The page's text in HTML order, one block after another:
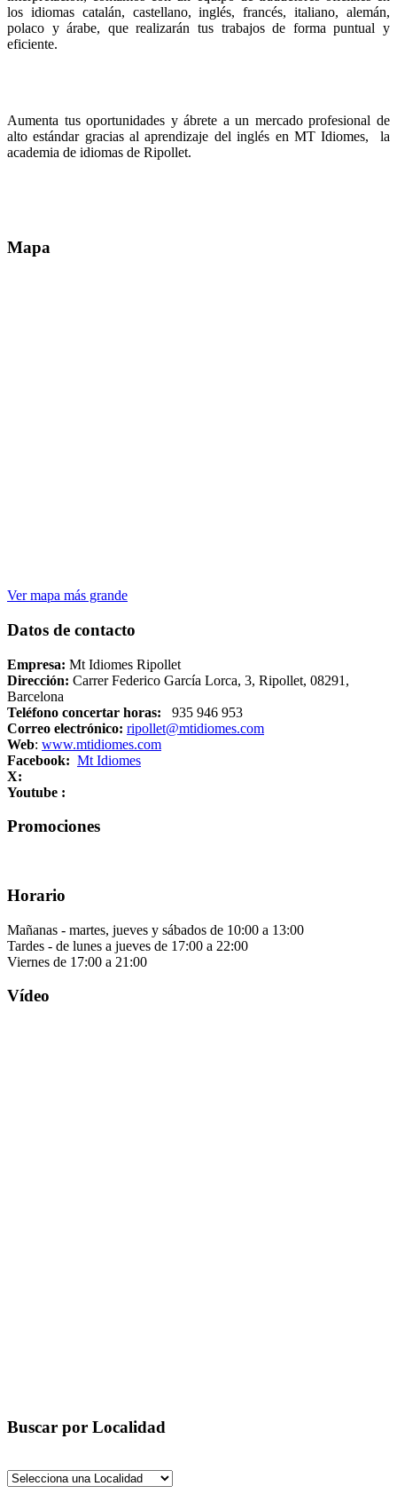
los idiomas catalán, castellano, inglés, francés, italiano, alemán,
polaco y árabe, que realizarán tus trabajos de forma puntual y
eficiente.
Aumenta tus oportunidades y ábrete a un mercado profesional de
alto estándar gracias al aprendizaje del inglés en MT Idiomes, la
academia de idiomas de Ripollet.
Mapa
Ver mapa más grande
Datos de contacto
Empresa: Mt Idiomes Ripollet
Dirección: Carrer Federico García Lorca, 3, Ripollet, 08291,
Barcelona
Teléfono concertar horas:
935 946 953
Correo electrónico: ripollet@mtidiomes.com
Web: www.mtidiomes.com
Facebook: Mt Idiomes
X:
Youtube :
Promociones
Horario
Mañanas - martes, jueves y sábados de 10:00 a 13:00
Tardes - de lunes a jueves de 17:00 a 22:00
Viernes de 17:00 a 21:00
Vídeo
Buscar por Localidad